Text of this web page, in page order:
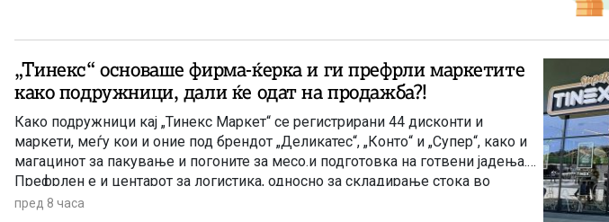
„Тинекс“ основаше фирма-ќерка и ги префрли маркетите
како подружници, дали ќе одат на продажба?!
Како подружници кај „Тинекс Маркет“ се регистрирани 44 дисконти и
маркети, меѓу кои и оние под брендот „Деликатес“, „Конто“ и „Супер“, како и
магацинот за пакување и погоните за месо.и подготовка на готвени јадења.
Префрлен е и центарот за логистика, односно за складирање стока во
Петровец.
пред 8 часа